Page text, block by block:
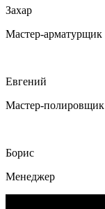
Захар
Мастер-арматурщик
Евгений
Мастер-полировщик
Борис
Менеджер